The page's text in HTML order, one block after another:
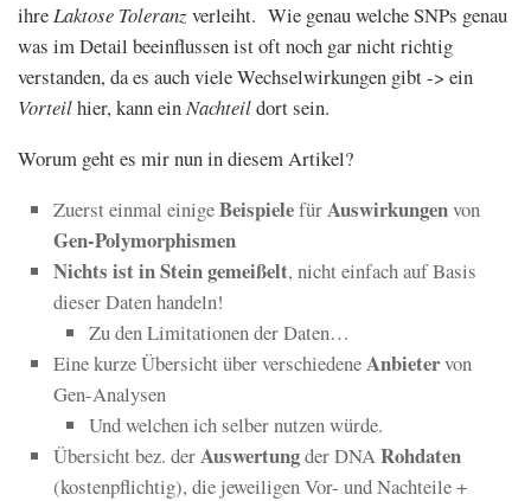
ihreLaktose Toleranzverleiht. Wie genau welche SNPs genau
was im Detail beeinflussen ist oft noch gar nicht richtig
verstanden, da es auch viele Wechselwirkungen gibt -> ein
Vorteilhier, kann einNachteildort sein.
Worum geht es mir nun in diesem Artikel?
Zuerst einmal einigeBeispielefürAuswirkungenvon
Gen-Polymorphismen
Nichts ist in Stein gemeißelt, nicht einfach auf Basis
dieser Daten handeln!
Zu den Limitationen der Daten…
Eine kurze Übersicht über verschiedeneAnbietervon
Gen-Analysen
Und welchen ich selber nutzen würde.
Übersicht bez. derAuswertungder DNARohdaten
(kostenpflichtig), die jeweiligen Vor- und Nachteile +